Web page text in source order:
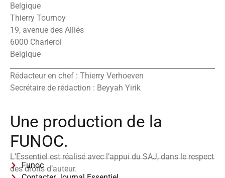
Belgique
Thierry Tournoy
19, avenue des Alliés
6000 Charleroi
Belgique
Rédacteur en chef : Thierry Verhoeven
Secrétaire de rédaction : Beyyah Yirik
Une production de la
FUNOC.
L’Essentiel est réalisé avec l’appui du SAJ, dans le respect
des droits d’auteur.
Funoc